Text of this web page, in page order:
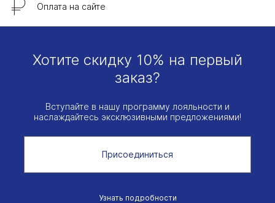
Оплата на сайте
Хотите скидку 10% на первый
заказ?
Вступайте в нашу программу лояльности и
наслаждайтесь эксклюзивными предложениями!
Присоединиться
Узнать подробности